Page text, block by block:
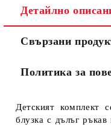
Детайлно
Свързани
Политика за
Детският комплект
блузка с дълъг